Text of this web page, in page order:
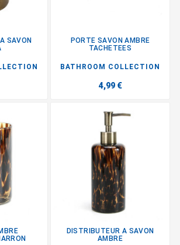
SAVON
PORTE SAVON AMBRE
TACHETEES
BATHROOM COLLECTION
4,99 €
DISTRIBUTEUR A SAVON
AMBRE